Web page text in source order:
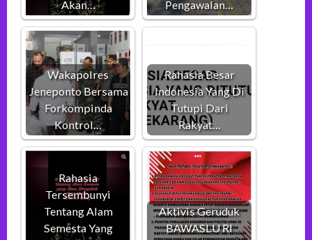
Akan… Pengawalan…
Wakapolres
Jeneponto Bersama
Forkompinda
Kontrol…
Rahasia Besar
Indonesia Yang Di
Tutupi Dari
Rakyat…
Rahasia
Tersembunyi
Tentang Alam
Semesta Yang
Aktivis Geruduk
BAWASLU RI